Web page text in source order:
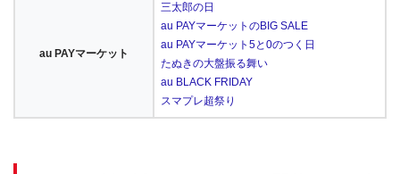
au PAYマーケット
三太郎の日
au PAYマーケットのBIG SALE
au PAYマーケット5と0のつく日
たぬきの大盤振る舞い
au BLACK FRIDAY
スマプレ超祭り